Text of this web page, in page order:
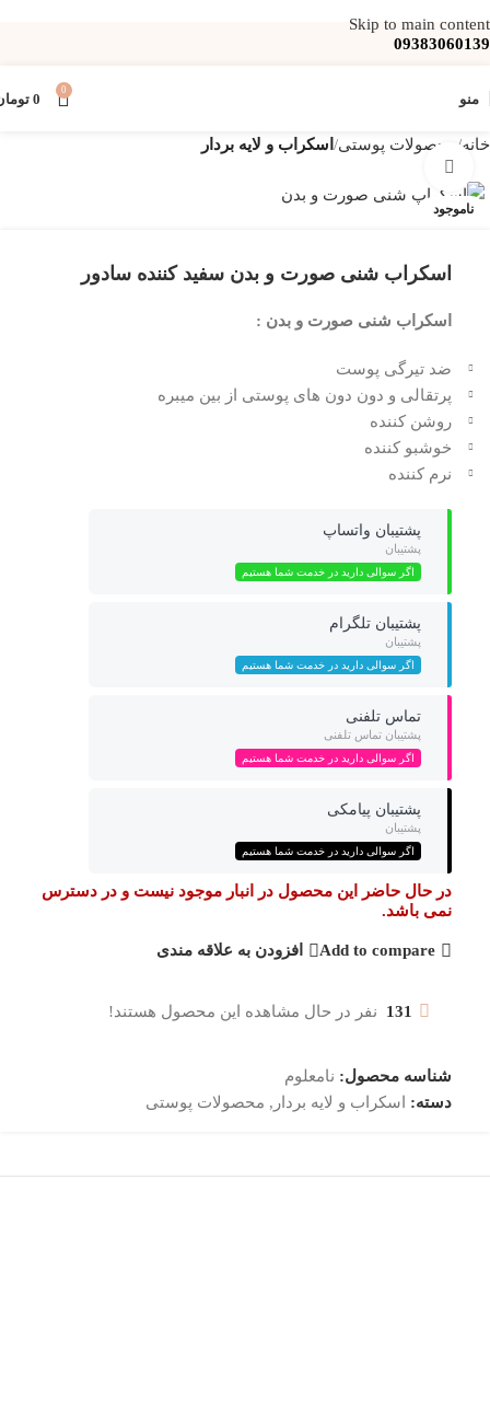
Skip to main content
09383060139
منو
0
0
خانه محصولات پوستی اسکراب و لایه بردار
ناموجود
اسکراب شنی صورت و بدن سفید کننده سادور
اسکراب شنی صورت و بدن :
ضد تیرگی پوست
پرتقالی و دون دون های پوستی از بین میبره
روشن کننده
خوشبو کننده
نرم کننده
پشتیبان واتساپ
پشتیبان
اگر سوالی دارید در خدمت شما هستیم
پشتیبان تلگرام
پشتیبان
اگر سوالی دارید در خدمت شما هستیم
تماس تلفنی
پشتیبان تماس تلفنی
اگر سوالی دارید در خدمت شما هستیم
پشتیبان پیامکی
پشتیبان
اگر سوالی دارید در خدمت شما هستیم
در حال حاضر این محصول در انبار موجود نیست و در دسترس
نمی باشد.
Add to compare افزودن به علاقه مندی
131 نفر در حال مشاهده این محصول هستند!
شناسه محصول: نامعلوم
دسته: اسکراب و لایه بردار , محصولات پوستی